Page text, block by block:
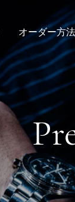
オーダー方法
倉敷店での
全国オーダ
ふるさと納税